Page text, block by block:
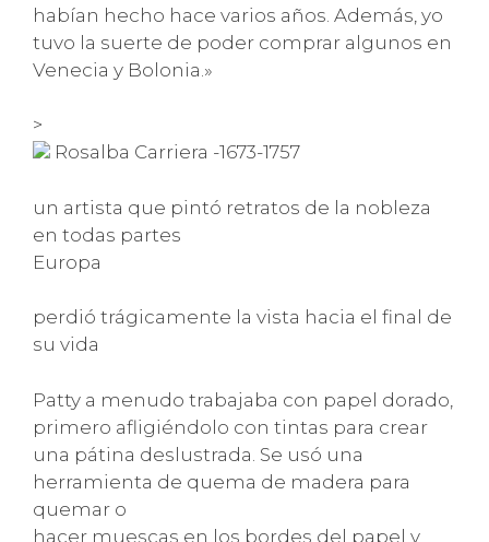
habían hecho hace varios años. Además, yo
tuvo la suerte de poder comprar algunos en
Venecia y Bolonia.»
>
Rosalba Carriera -1673-1757
un artista que pintó retratos de la nobleza
en todas partes
Europa
perdió trágicamente la vista hacia el final de
su vida
Patty a menudo trabajaba con papel dorado,
primero afligiéndolo con tintas para crear
una pátina deslustrada. Se usó una
herramienta de quema de madera para
quemar o
hacer muescas en los bordes del papel y